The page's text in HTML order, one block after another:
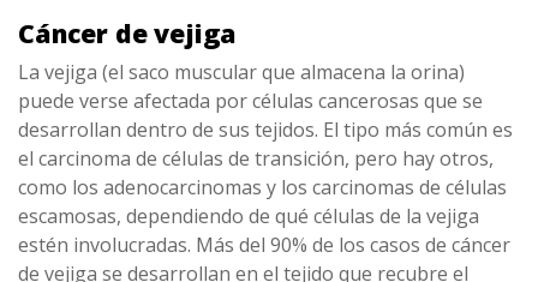
Cáncer de vejiga
La vejiga (el saco muscular que almacena la orina)
puede verse afectada por células cancerosas que se
desarrollan dentro de sus tejidos. El tipo más común es
el carcinoma de células de transición, pero hay otros,
como los adenocarcinomas y los carcinomas de células
escamosas, dependiendo de qué células de la vejiga
estén involucradas. Más del 90% de los casos de cáncer
de vejiga se desarrollan en el tejido que recubre el